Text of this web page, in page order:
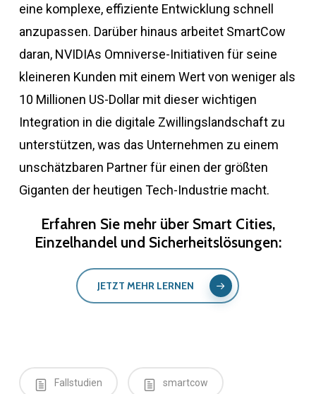
eine komplexe, effiziente Entwicklung schnell
anzupassen. Darüber hinaus arbeitet SmartCow
daran, NVIDIAs Omniverse-Initiativen für seine
kleineren Kunden mit einem Wert von weniger als
10 Millionen US-Dollar mit dieser wichtigen
Integration in die digitale Zwillingslandschaft zu
unterstützen, was das Unternehmen zu einem
unschätzbaren Partner für einen der größten
Giganten der heutigen Tech-Industrie macht.
Erfahren Sie mehr über Smart Cities,
Einzelhandel und Sicherheitslösungen:
JETZT MEHR LERNEN
Fallstudien smartcow